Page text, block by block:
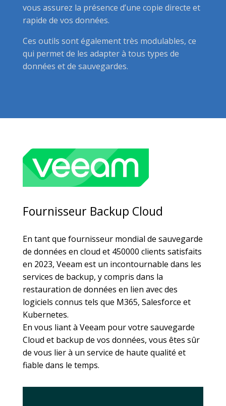
vous assurez la présence d’une copie directe et
rapide de vos données.
Ces outils sont également très modulables, ce
qui permet de les adapter à tous types de
données et de sauvegardes.
Fournisseur Backup Cloud
En tant que fournisseur mondial de sauvegarde
de données en cloud et 450000 clients satisfaits
en 2023, Veeam est un incontournable dans les
services de backup, y compris dans la
restauration de données en lien avec des
logiciels connus tels que M365, Salesforce et
Kubernetes.
En vous liant à Veeam pour votre sauvegarde
Cloud et backup de vos données, vous êtes sûr
de vous lier à un service de haute qualité et
fiable dans le temps.